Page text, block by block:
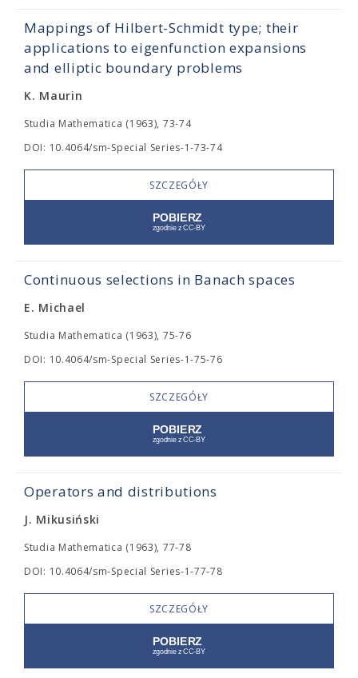
Mappings of Hilbert-Schmidt type; their
applications to eigenfunction expansions
and elliptic boundary problems
K. Maurin
Studia Mathematica (1963), 73-74
DOI: 10.4064/sm-Special Series-1-73-74
SZCZEGÓŁY
Continuous selections in Banach spaces
E. Michael
Studia Mathematica (1963), 75-76
DOI: 10.4064/sm-Special Series-1-75-76
SZCZEGÓŁY
Operators and distributions
J. Mikusiński
Studia Mathematica (1963), 77-78
DOI: 10.4064/sm-Special Series-1-77-78
SZCZEGÓŁY